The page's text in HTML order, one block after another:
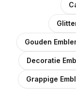
Gouden
Decoratie
Grappige